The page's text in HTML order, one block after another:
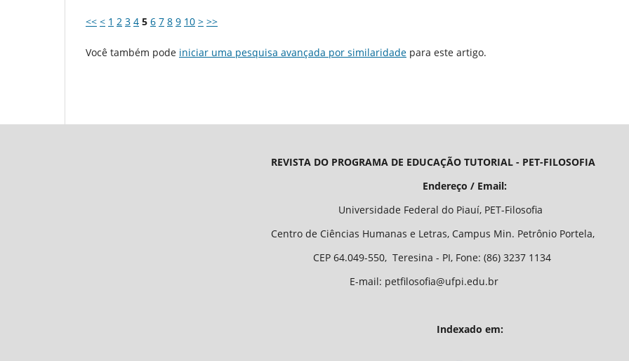
<< < 1 2 3 4 5 6 7 8 9 10 > >>
Você também pode iniciar uma pesquisa avançada por similaridade para este artigo.
REVISTA DO PROGRAMA DE EDUCAÇÃO TUTORIAL - PET-FILOSOFIA
Endereço / Email:
Universidade Federal do Piauí, PET-Filosofia
Centro de Ciências Humanas e Letras, Campus Min. Petrônio Portela,
CEP 64.049-550, Teresina - PI, Fone: (86) 3237 1134
E-mail: petfilosofia@ufpi.edu.br
Indexado em: